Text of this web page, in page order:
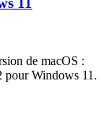
de macOS :
pour Windows 11.